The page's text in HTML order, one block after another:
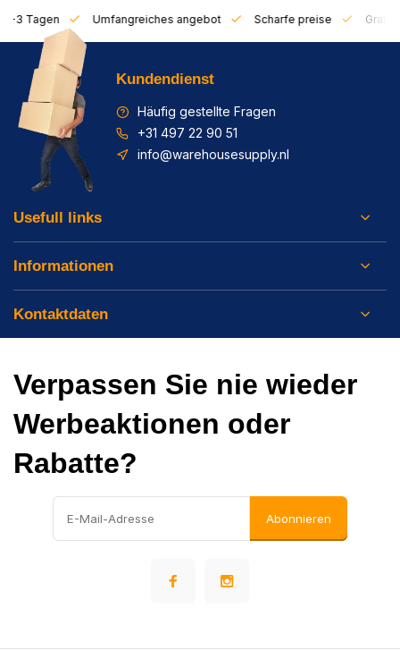
1-3 Tagen Umfangreiches angebot Scharfe preise Gratis
Kundendienst
Häufig gestellte Fragen
+31 497 22 90 51
info@warehousesupply.nl
Usefull links
Informationen
Kontaktdaten
Verpassen Sie nie wieder
Werbeaktionen oder
Rabatte?
Abonnieren